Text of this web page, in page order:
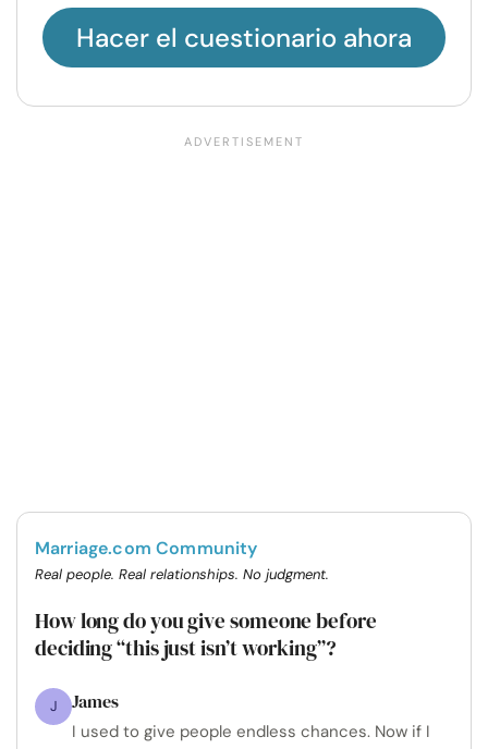
Hacer el cuestionario ahora
Marriage.com Community
Real people. Real relationships. No judgment.
How long do you give someone before
deciding “this just isn’t working”?
J James
I used to give people endless chances. Now if I